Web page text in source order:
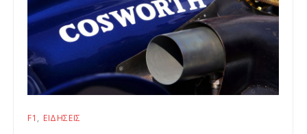
F1 ΕΙΔΉΣΕΙΣ